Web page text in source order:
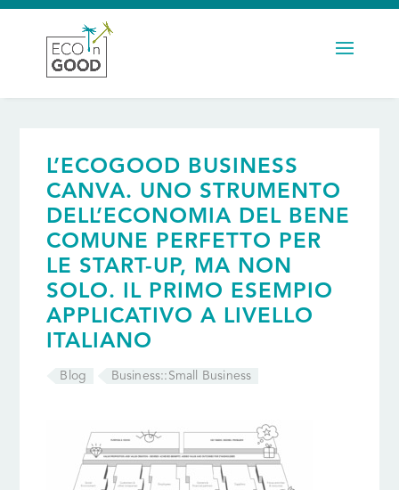
L’ECOGOOD BUSINESS
CANVA. UNO STRUMENTO
DELL’ECONOMIA DEL BENE
COMUNE PERFETTO PER
LE START-UP, MA NON
SOLO. IL PRIMO ESEMPIO
APPLICATIVO A LIVELLO
ITALIANO
Blog Business::Small Business